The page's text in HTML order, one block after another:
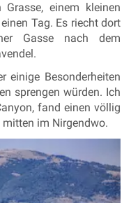
einem kleinen
Tag. Es riecht dort
Gasse nach dem
einige Besonderheiten
sprengen würden. Ich
fand einen völlig
mitten im Nirgendwo.